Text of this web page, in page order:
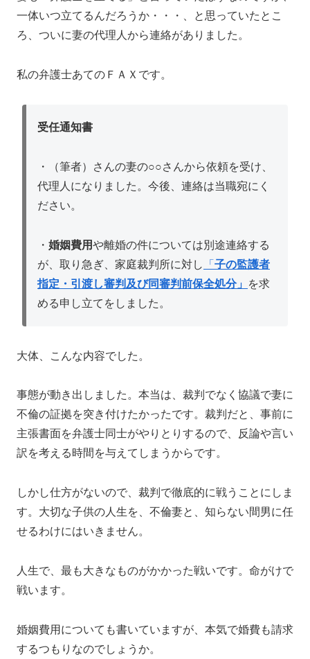
一体いつ立てるんだろうか・・・、と思っていたとこ
ろ、ついに妻の代理人から連絡がありました。
私の弁護士あてのＦＡＸです。
受任通知書
・（筆者）さんの妻の○○さんから依頼を受け、
代理人になりました。今後、連絡は当職宛にく
ださい。
・ 婚姻費用や離婚の件については別途連絡する
が、取り急ぎ、家庭裁判所に対し
「 子の監護者
指定・引渡し審判及び同審判前保全処分」 を求
める申し立てをしました。
大体、こんな内容でした。
事態が動き出しました。本当は、裁判でなく協議で妻に
不倫の証拠を突き付けたかったです。裁判だと、事前に
主張書面を弁護士同士がやりとりするので、反論や言い
訳を考える時間を与えてしまうからです。
しかし仕方がないので、裁判で徹底的に戦うことにしま
す。大切な子供の人生を、不倫妻と、知らない間男に任
せるわけにはいきません。
人生で、最も大きなものがかかった戦いです。命がけで
戦います。
婚姻費用についても書いていますが、本気で婚費も請求
するつもりなのでしょうか。